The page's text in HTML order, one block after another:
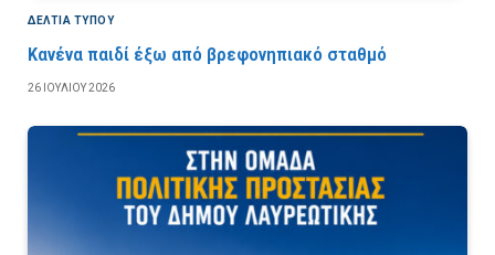
ΔΕΛΤΙΑ ΤΥΠΟΥ
Κανένα παιδί έξω από βρεφονηπιακό σταθμό
26 ΙΟΥΛΊΟΥ 2026